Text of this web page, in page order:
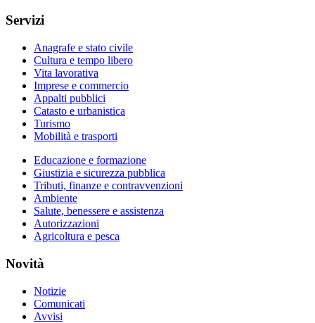
Servizi
Anagrafe e stato civile
Cultura e tempo libero
Vita lavorativa
Imprese e commercio
Appalti pubblici
Catasto e urbanistica
Turismo
Mobilità e trasporti
Educazione e formazione
Giustizia e sicurezza pubblica
Tributi, finanze e contravvenzioni
Ambiente
Salute, benessere e assistenza
Autorizzazioni
Agricoltura e pesca
Novità
Notizie
Comunicati
Avvisi